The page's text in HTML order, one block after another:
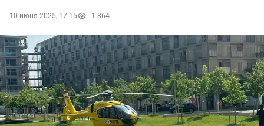
10 июня 2025, 17:15 1 864